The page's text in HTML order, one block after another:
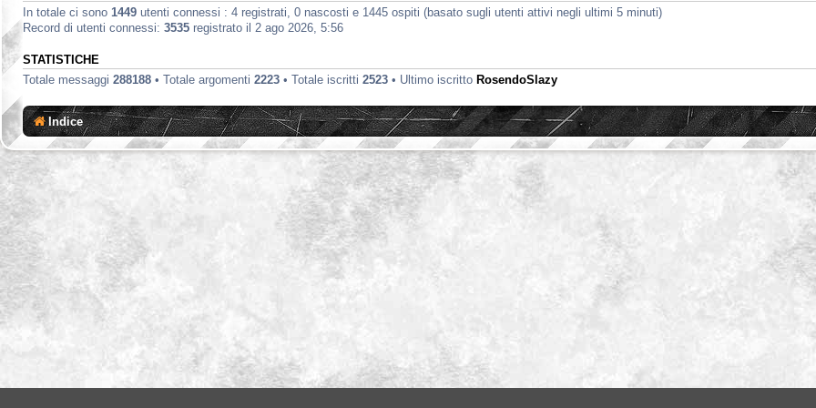
In totale ci sono 1449 utenti connessi : 4 registrati, 0 nascosti e 1445 ospiti (basato sugli utenti attivi negli ultimi 5 minuti)
Record di utenti connessi: 3535 registrato il 2 ago 2026, 5:56
STATISTICHE
Totale messaggi 288188 • Totale argomenti 2223 • Totale iscritti 2523 • Ultimo iscritto RosendoSlazy
Indice